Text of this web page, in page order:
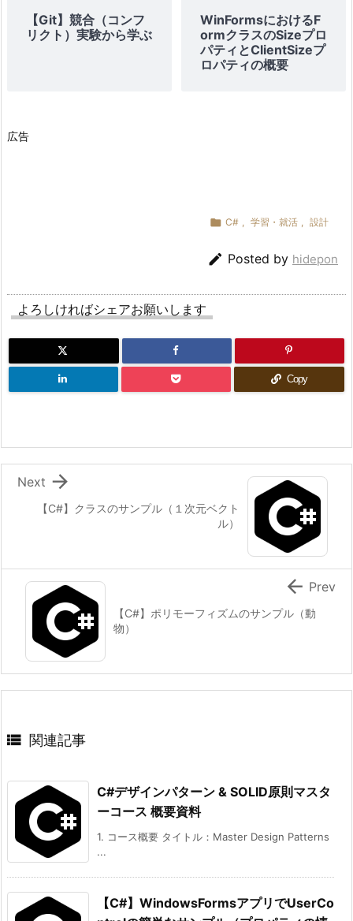
【Git】競合（コンフ
リクト）実験から学ぶ
WinFormsにおけるF
ormクラスのSizeプロ
パティとClientSizeプ
ロパティの概要
広告
 C# 学習・就活 設計
 Posted by hidepon
よろしければシェアお願いします
Copy
【C#】クラスのサンプル（１次元ベクト
ル）

Next
【C#】ポリモーフィズムのサンプル（動
物）
 Prev
 関連記事
C#デザインパターン & SOLID原則マスタ
ーコース 概要資料
1. コース概要 タイトル：Master Design Patterns
...
【C#】WindowsFormsアプリでUserCo